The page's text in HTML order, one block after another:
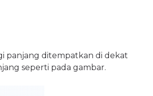
panjang ditempatkan di dekat
seperti pada gambar.